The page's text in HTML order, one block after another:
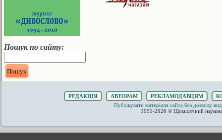
Пошук по сайту:
РЕДАКЦІЯ АВТОРАМ РЕКЛАМОДАВЦЯМ
Публікувати матеріали сайта без дозволу
1951-2026 © Щомісячний